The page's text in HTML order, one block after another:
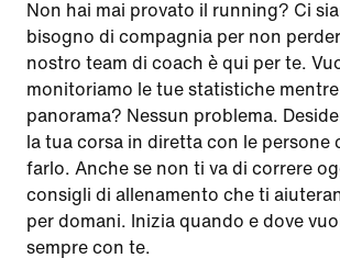
Non hai mai provato il running? Ci
bisogno di compagnia per non
nostro team di coach è qui per te.
monitoriamo le tue statistiche mentre
panorama? Nessun problema.
la tua corsa in diretta con le persone
farlo. Anche se non ti va di correre
consigli di allenamento che ti
per domani. Inizia quando e dove
sempre con te.